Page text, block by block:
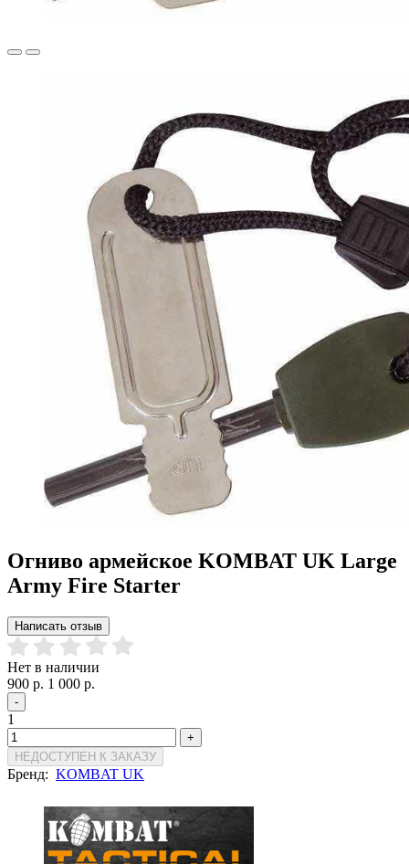
Огниво армейское KOMBAT UK Large
Army Fire Starter
Написать отзыв
Нет в наличии
900 р. 1 000 р.
-
1
+
НЕДОСТУПЕН К ЗАКАЗУ
Бренд: KOMBAT UK